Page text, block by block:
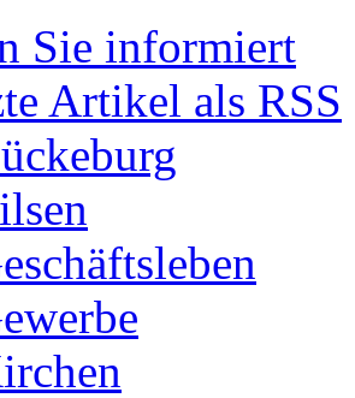
Sie informiert
Artikel als RSS